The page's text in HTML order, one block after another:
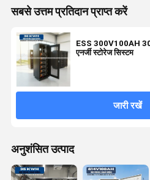
सबसे उत्तम प्रतिदान प्राप्त करें
ESS 300V100AH
एनर्जी स्टोरेज सिस्टम
जारी रखें
अनुशंसित उत्पाद